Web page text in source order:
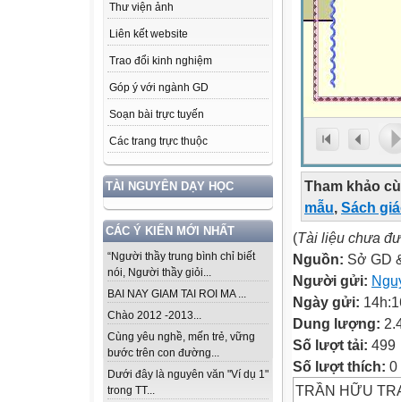
Thư viện ảnh
Liên kết website
Trao đổi kinh nghiệm
Góp ý với ngành GD
Soạn bài trực tuyến
Các trang trực thuộc
TÀI NGUYÊN DẠY HỌC
CÁC Ý KIẾN MỚI NHẤT
“Người thầy trung bình chỉ biết
nói, Người thầy giỏi...
BAI NAY GIAM TAI ROI MA ...
Chào 2012 -2013...
Cùng yêu nghề, mến trẻ, vững
bước trên con đường...
Dưới đây là nguyên văn "Ví dụ 1"
trong TT...
Tham khảo
mẫu, Sách
(Tài liệu chưa
Nguồn: Sở GD
Người gửi:
Ngày gửi:
Dung lượng:
Số lượt tải: 499
Số lượt thích: 0
TRẦN HỮU